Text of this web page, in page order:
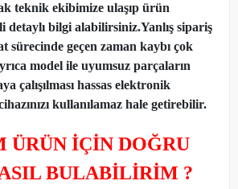
teknik ekibimize ulaşıp ürün
bilgi alabilirsiniz.Yanlış sipariş
sürecinde geçen zaman kaybı çok
model ile uyumsuz parçaların
çalışılması hassas elektronik
kullanılamaz hale getirebilir.
ÜRÜN İÇİN DOĞRU
BULABİLİRİM ?